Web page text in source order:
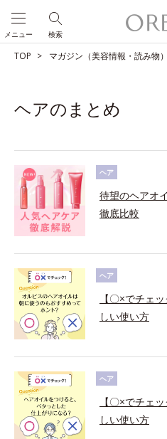
検索
メニュー
TOP マガジン（美容情報・読み物）
ヘアのまとめ
ヘア
待望のヘアオ
徹底比較
ヘア
【〇×でチェ
しい使い方
ヘア
【〇×でチェ
しい使い方